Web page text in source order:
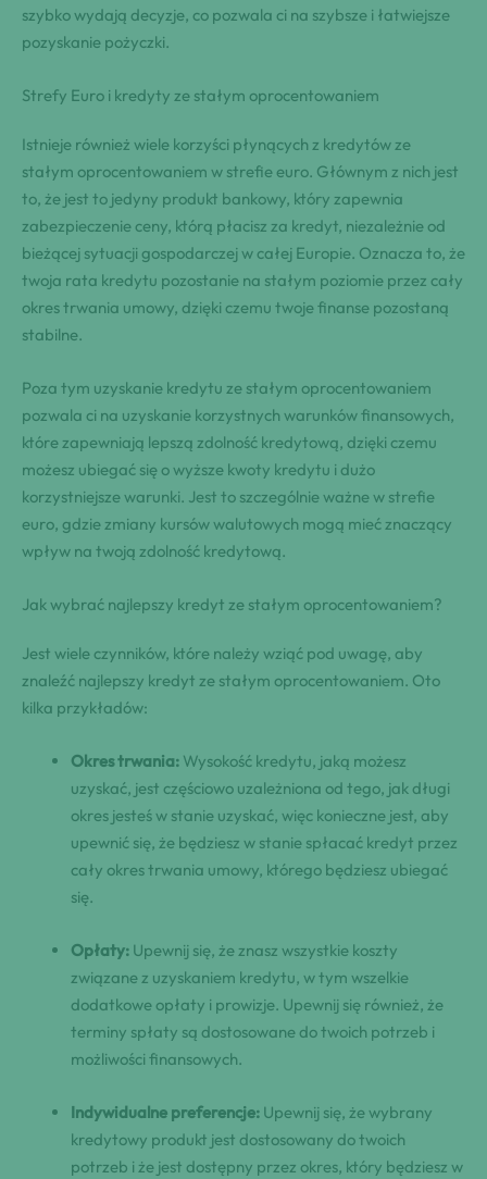
szybko wydają decyzje, co pozwala ci na szybsze i łatwiejsze
pozyskanie pożyczki.
Strefy Euro i kredyty ze stałym oprocentowaniem
Istnieje również wiele korzyści płynących z kredytów ze
stałym oprocentowaniem w strefie euro. Głównym z nich jest
to, że jest to jedyny produkt bankowy, który zapewnia
zabezpieczenie ceny, którą płacisz za kredyt, niezależnie od
bieżącej sytuacji gospodarczej w całej Europie. Oznacza to, że
twoja rata kredytu pozostanie na stałym poziomie przez cały
okres trwania umowy, dzięki czemu twoje finanse pozostaną
stabilne.
Poza tym uzyskanie kredytu ze stałym oprocentowaniem
pozwala ci na uzyskanie korzystnych warunków finansowych,
które zapewniają lepszą zdolność kredytową, dzięki czemu
możesz ubiegać się o wyższe kwoty kredytu i dużo
korzystniejsze warunki. Jest to szczególnie ważne w strefie
euro, gdzie zmiany kursów walutowych mogą mieć znaczący
wpływ na twoją zdolność kredytową.
Jak wybrać najlepszy kredyt ze stałym oprocentowaniem?
Jest wiele czynników, które należy wziąć pod uwagę, aby
znaleźć najlepszy kredyt ze stałym oprocentowaniem. Oto
kilka przykładów:
Okres trwania: Wysokość kredytu, jaką możesz
uzyskać, jest częściowo uzależniona od tego, jak długi
okres jesteś w stanie uzyskać, więc konieczne jest, aby
upewnić się, że będziesz w stanie spłacać kredyt przez
cały okres trwania umowy, którego będziesz ubiegać
się.
Opłaty: Upewnij się, że znasz wszystkie koszty
związane z uzyskaniem kredytu, w tym wszelkie
dodatkowe opłaty i prowizje. Upewnij się również, że
terminy spłaty są dostosowane do twoich potrzeb i
możliwości finansowych.
Indywidualne preferencje: Upewnij się, że wybrany
kredytowy produkt jest dostosowany do twoich
potrzeb i że jest dostępny przez okres, który będziesz w